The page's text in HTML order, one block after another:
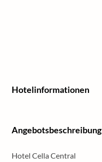
Hotelinformationen
Angebotsbeschreibung
Hotel Cella Central